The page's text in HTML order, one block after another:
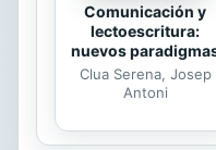
Comunicación y
lectoescritura:
nuevos
Clua Serena, Josep
Antoni